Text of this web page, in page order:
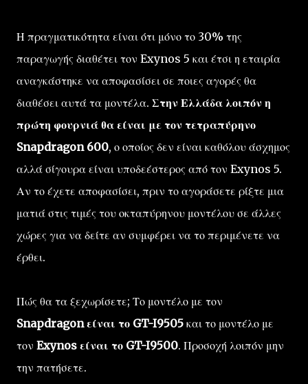
Η πραγματικότητα είναι ότι μόνο το 30% της
παραγωγής διαθέτει τον Exynos 5 και έτσι η εταιρία
αναγκάστηκε να αποφασίσει σε ποιες αγορές θα
διαθέσει αυτά τα μοντέλα. Στην Ελλάδα λοιπόν η
πρώτη φουρνιά θα είναι με τον τετραπύρηνο
Snapdragon 600, ο οποίος δεν είναι καθόλου άσχημος
αλλά σίγουρα είναι υποδεέστερος από τον Exynos 5.
Αν το έχετε αποφασίσει, πριν το αγοράσετε ρίξτε μια
ματιά στις τιμές του οκταπύρηνου μοντέλου σε άλλες
χώρες για να δείτε αν συμφέρει να το περιμένετε να
έρθει.
Πώς θα τα ξεχωρίσετε; Το μοντέλο με τον
Snapdragon είναι το GT-I9505 και το μοντέλο με
τον Exynos είναι το GT-I9500. Προσοχή λοιπόν μην
την πατήσετε.